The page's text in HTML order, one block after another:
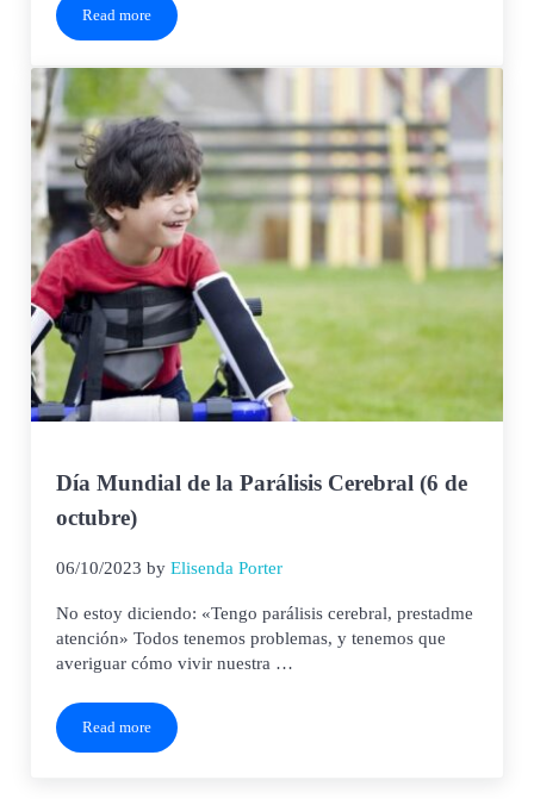
Read moreDía del Asistente Médico (6 de octubre)
Día Mundial de la Parálisis Cerebral (6 de
octubre)
06/10/2023 byElisenda Porter
No estoy diciendo: «Tengo parálisis cerebral, prestadme
atención» Todos tenemos problemas, y tenemos que
averiguar cómo vivir nuestra …
Read moreDía Mundial de la Parálisis Cerebral (6 de octubre)